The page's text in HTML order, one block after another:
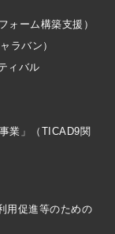
ォーム構築支援）
ラバン）
ィバル
業」（TICAD9関
用促進等のための